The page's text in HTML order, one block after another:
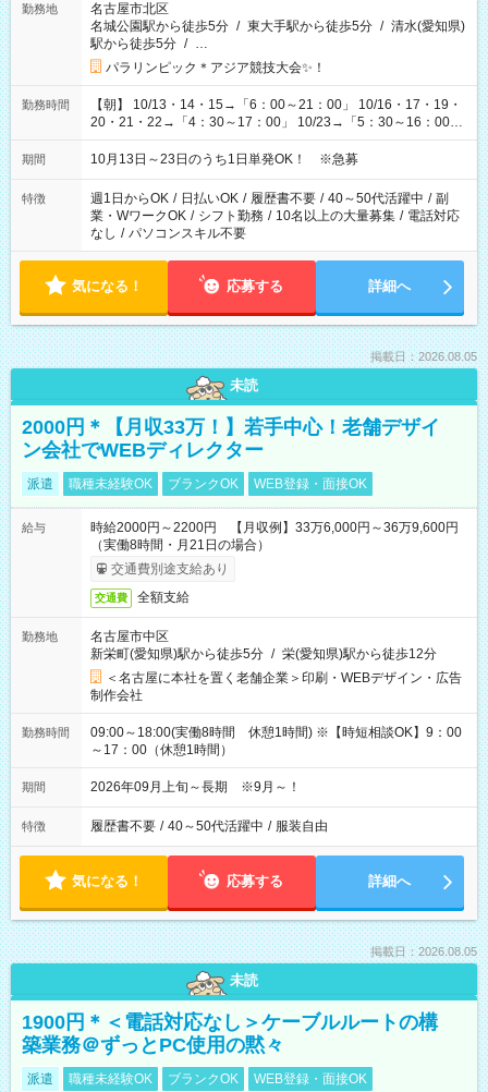
勤務地
名古屋市北区
名城公園駅から徒歩5分 / 東大手駅から徒歩5分 / 清水(愛知県)
駅から徒歩5分 / …
パラリンピック＊アジア競技大会✨！
勤務時間
【朝】 10/13・14・15→「6：00～21：00」 10/16・17・19・
20・21・22→「4：30～17：00」 10/23→「5：30～16：00」
【夕方】 10/16・17・19～21→「17：00～26：00」
10/22→「17：00～24：30」 10/23→「16：00～23：00」 ＊
け、夕方だけ、などもOKです！
期間 10月13日～23日のうち1日単発OK！ ※急募
特徴 週1日からOK / 日払いOK / 履歴書不要 / 40～50代活躍中 / 副
業・WワークOK / シフト勤務 / 10名以上の大量募集 / 電話対応
なし / パソコンスキル不要
気になる！ 応募する 詳細へ
掲載日：2026.08.05
未読
2000円＊【月収33万！】若手中心！老舗デザイ
ン会社でWEBディレクター
派遣 職種未経験OK ブランクOK WEB登録・面接OK
給与
時給2000円～2200円 【月収例】33万6,000円～36万9,600円
（実働8時間・月21日の場合）
交通費別途支給あり
交通費 全額支給
勤務地
名古屋市中区
新栄町(愛知県)駅から徒歩5分 / 栄(愛知県)駅から徒歩12分
＜名古屋に本社を置く老舗企業＞印刷・WEBデザイン・広告
制作会社
勤務時間
09:00～18:00(実働8時間 休憩1時間) ※【時短相談OK】9：00
～17：00（休憩1時間）
期間 2026年09月上旬～長期 ※9月～！
特徴 履歴書不要 / 40～50代活躍中 / 服装自由
気になる！ 応募する 詳細へ
掲載日：2026.08.05
未読
1900円＊＜電話対応なし＞ケーブルルートの構
築業務＠ずっとPC使用の黙々
派遣 職種未経験OK ブランクOK WEB登録・面接OK